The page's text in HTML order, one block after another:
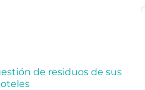
de residuos de sus